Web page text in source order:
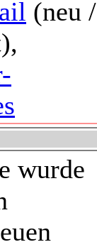
(neu /
wurde